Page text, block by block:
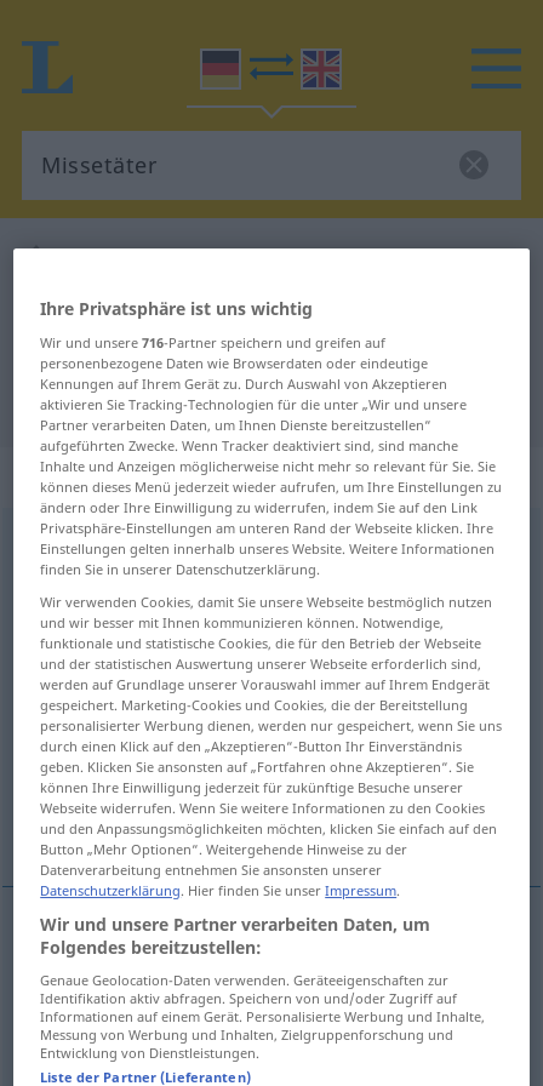
Deutsch-Englisch Wörterbuch Missetäter
Deutsch-Englisch Übersetzung für
"Missetäter"
"Missetäter" Englisch Übersetzung
„Missetäter“: Maskulinum
Missetäterm <Missetäters;Missetäter>Missetäterinf
Missetäterin;Missetäterinnen>
Übersicht aller Übersetzungen
(Für mehr Details die Übersetzung anklicken/antippen)
wrongdoer, wronger
evildoer, evil-doer, transgressor, sinner
culprit, perpetrator
wrongdoer Missetäter
wronger US Missetäter
Ihre Privatsphäre ist uns wichtig
Wir und unsere716-Partner speichern und greifen auf
personenbezogene Daten wie Browserdaten oder eindeutige
Kennungen auf Ihrem Gerät zu. Durch Auswahl von Akzeptieren
aktivieren Sie Tracking-Technologien für die unter „Wir und unsere
Partner verarbeiten Daten, um Ihnen Dienste bereitzustellen“
aufgeführten Zwecke. Wenn Tracker deaktiviert sind, sind manche
Inhalte und Anzeigen möglicherweise nicht mehr so relevant für Sie. Sie
können dieses Menü jederzeit wieder aufrufen, um Ihre Einstellungen zu
ändern oder Ihre Einwilligung zu widerrufen, indem Sie auf den Link
Privatsphäre-Einstellungen am unteren Rand der Webseite klicken. Ihre
Einstellungen gelten innerhalb unseres Website. Weitere Informationen
finden Sie in unserer Datenschutzerklärung.
Wir verwenden Cookies, damit Sie unsere Webseite bestmöglich nutzen
und wir besser mit Ihnen kommunizieren können. Notwendige,
funktionale und statistische Cookies, die für den Betrieb der Webseite
und der statistischen Auswertung unserer Webseite erforderlich sind,
werden auf Grundlage unserer Vorauswahl immer auf Ihrem Endgerät
gespeichert. Marketing-Cookies und Cookies, die der Bereitstellung
personalisierter Werbung dienen, werden nur gespeichert, wenn Sie uns
durch einen Klick auf den „Akzeptieren“-Button Ihr Einverständnis
geben. Klicken Sie ansonsten auf „Fortfahren ohne Akzeptieren“. Sie
können Ihre Einwilligung jederzeit für zukünftige Besuche unserer
Webseite widerrufen. Wenn Sie weitere Informationen zu den Cookies
und den Anpassungsmöglichkeiten möchten, klicken Sie einfach auf den
Button „Mehr Optionen“. Weitergehende Hinweise zu der
Datenverarbeitung entnehmen Sie ansonsten unserer
Datenschutzerklärung. Hier finden Sie unserImpressum.
Wir und unsere Partner verarbeiten Daten, um
Folgendes bereitzustellen:
Genaue Geolocation-Daten verwenden. Geräteeigenschaften zur
Identifikation aktiv abfragen. Speichern von und/oder Zugriff auf
Informationen auf einem Gerät. Personalisierte Werbung und Inhalte,
Messung von Werbung und Inhalten, Zielgruppenforschung und
Entwicklung von Dienstleistungen.
Liste der Partner (Lieferanten)